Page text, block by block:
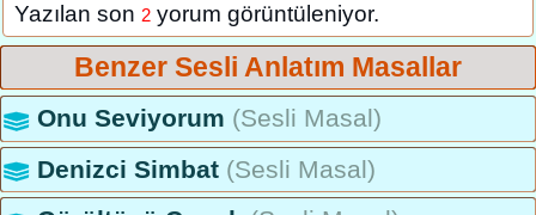
Yazılan son 2 yorum görüntüleniyor.
Benzer Sesli Anlatım Masallar
Onu Seviyorum (Sesli Masal)
Denizci Simbat (Sesli Masal)